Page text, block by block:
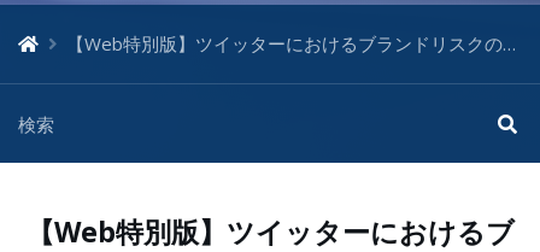
【Web特別版】ツイッターにおけるブランドリスクの高まり（2023年1月号）
【Web特別版】ツイッターにおけるブ